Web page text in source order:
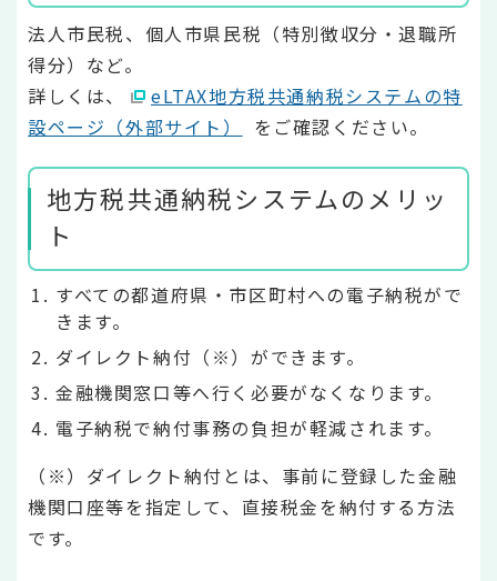
法人市民税、個人市県民税（特別徴収分・退職所
得分）など。
詳しくは、
eLTAX地方税共通納税システムの特
設ページ（外部サイト）
をご確認ください。
地方税共通納税システムのメリッ
ト
すべての都道府県・市区町村への電子納税がで
きます。
ダイレクト納付（※）ができます。
金融機関窓口等へ行く必要がなくなります。
電子納税で納付事務の負担が軽減されます。
（※）ダイレクト納付とは、事前に登録した金融
機関口座等を指定して、直接税金を納付する方法
です。